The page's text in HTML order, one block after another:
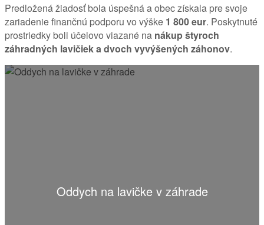
Predložená žiadosť bola úspešná a obec získala pre svoje
zariadenie finančnú podporu vo výške 1 800 eur. Poskytnuté
prostriedky boli účelovo viazané na nákup štyroch
záhradných lavičiek a dvoch vyvýšených záhonov.
Oddych na lavičke v záhrade